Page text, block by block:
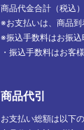
商品代金合計（税込
※お支払いは、商品到
※振込手数料はお振込
・振込手数料はお客
商品代引
お支払い総額は以下の